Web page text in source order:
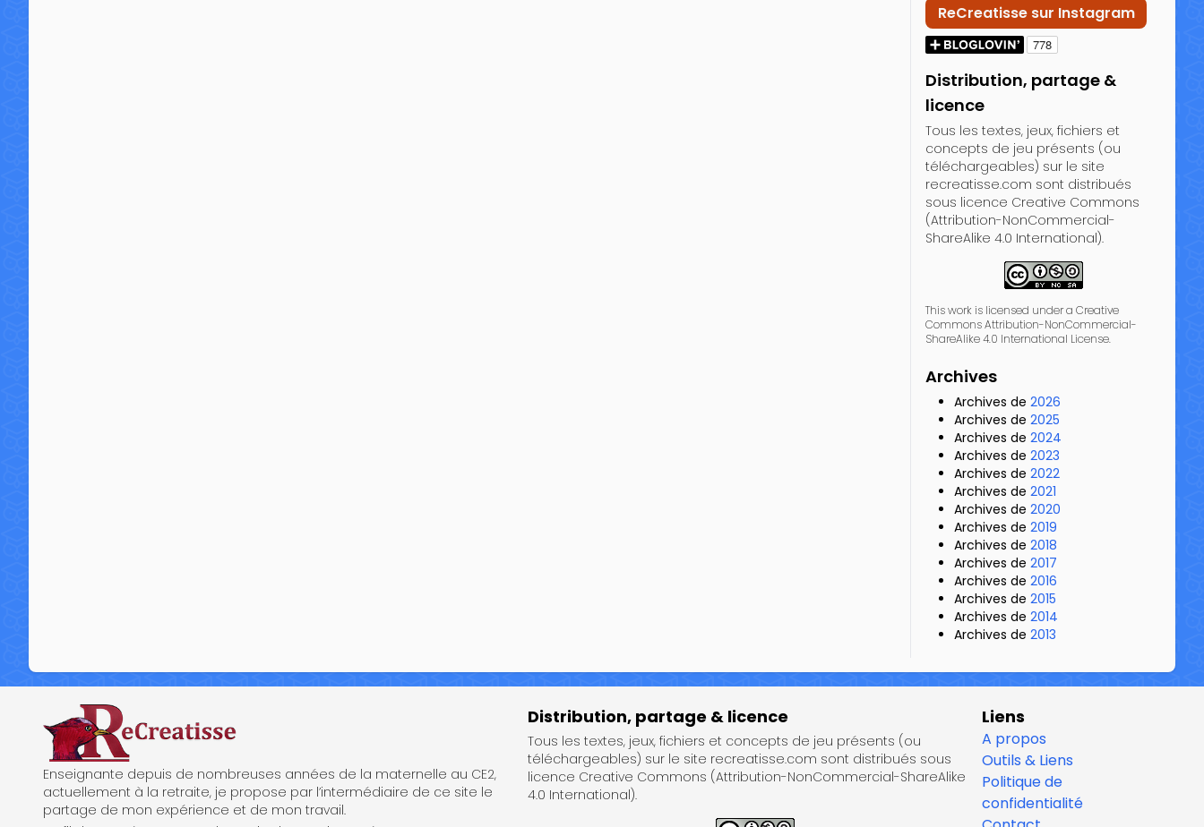
ReCreatisse sur Instagram
Distribution, partage &
licence
Tous les textes, jeux, fichiers et
concepts de jeu présents (ou
téléchargeables) sur le site
recreatisse.com sont distribués
sous licence Creative Commons
(Attribution-NonCommercial-
ShareAlike 4.0 International).
This work is licensed under a Creative
Commons Attribution-NonCommercial-
ShareAlike 4.0 International License.
Archives
Archives de 2026
Archives de 2025
Archives de 2024
Archives de 2023
Archives de 2022
Archives de 2021
Archives de 2020
Archives de 2019
Archives de 2018
Archives de 2017
Archives de 2016
Archives de 2015
Archives de 2014
Archives de 2013
ReCreatisse
Enseignante depuis de nombreuses années de la maternelle au CE2,
actuellement à la retraite, je propose par l’intermédiaire de ce site le
partage de mon expérience et de mon travail.
Distribution, partage & licence
Tous les textes, jeux, fichiers et concepts de jeu présents (ou
téléchargeables) sur le site recreatisse.com sont distribués sous
licence Creative Commons (Attribution-NonCommercial-ShareAlike
4.0 International).
Liens
A propos
Outils & Liens
Politique de
confidentialité